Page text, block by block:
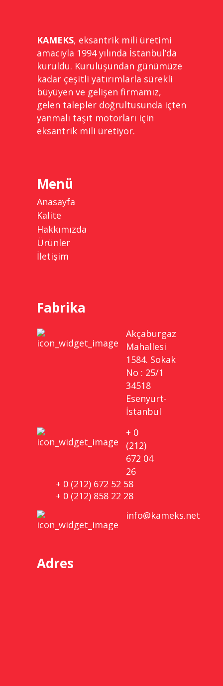
KAMEKS, eksantrik mili üretimi
amacıyla 1994 yılında İstanbul’da
kuruldu. Kuruluşundan günümüze
kadar çeşitli yatırımlarla sürekli
büyüyen ve gelişen firmamız,
gelen talepler doğrultusunda içten
yanmalı taşıt motorları için
eksantrik mili üretiyor.
Menü
Anasayfa
Kalite
Hakkımızda
Ürünler
İletişim
Fabrika
Akçaburgaz
Mahallesi
1584. Sokak
No : 25/1
34518
Esenyurt-
İstanbul
+ 0
(212)
672 04
26
+ 0 (212) 672 52 58
+ 0 (212) 858 22 28
info@kameks.net
Adres